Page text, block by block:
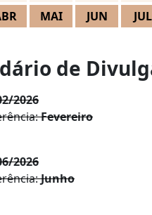
MAI JUN JUL
de
2026
Fevereiro
2026
Junho